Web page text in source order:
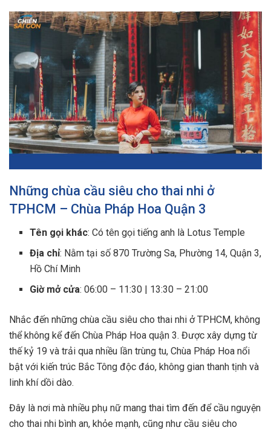
Những chùa cầu siêu cho thai nhi ở
TPHCM – Chùa Pháp Hoa Quận 3
Tên gọi khác: Có tên gọi tiếng anh là Lotus Temple
Địa chỉ: Nằm tại số 870 Trường Sa, Phường 14, Quận 3,
Hồ Chí Minh
Giờ mở cửa: 06:00 – 11:30 | 13:30 – 21:00
Nhắc đến những chùa cầu siêu cho thai nhi ở TPHCM, không
thể không kể đến Chùa Pháp Hoa quận 3. Được xây dựng từ
thế kỷ 19 và trải qua nhiều lần trùng tu, Chùa Pháp Hoa nổi
bật với kiến trúc Bắc Tông độc đáo, không gian thanh tịnh và
linh khí dồi dào.
Đây là nơi mà nhiều phụ nữ mang thai tìm đến để cầu nguyện
cho thai nhi bình an, khỏe mạnh, cũng như cầu siêu cho